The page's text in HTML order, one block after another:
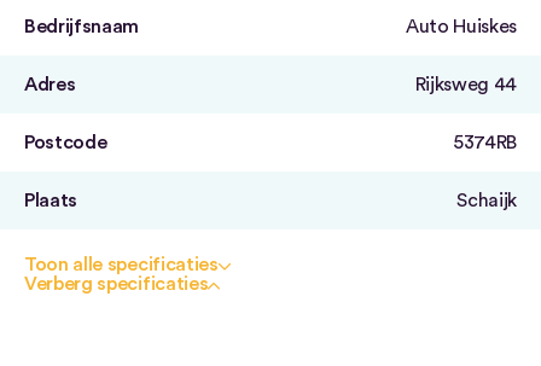
Bedrijfsnaam Auto Huiskes
Adres Rijksweg 44
Postcode 5374RB
Plaats Schaijk
Toon alle specificaties
Verberg specificaties